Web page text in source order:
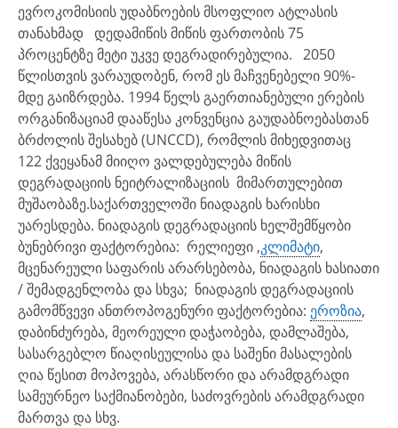
ევროკომისიის უდაბნოების მსოფლიო ატლასის
თანახმად დედამიწის მიწის ფართობის 75
პროცენტზე მეტი უკვე დეგრადირებულია. 2050
წლისთვის ვარაუდობენ, რომ ეს მაჩვენებელი 90%-
მდე გაიზრდება. 1994 წელს გაერთიანებული ერების
ორგანიზაციამ დააწესა კონვენცია გაუდაბნოებასთან
ბრძოლის შესახებ (UNCCD), რომლის მიხედვითაც
122 ქვეყანამ მიიღო ვალდებულება მიწის
დეგრადაციის ნეიტრალიზაციის მიმართულებით
მუშაობაზე.საქართველოში ნიადაგის ხარისხი
უარესდება. ნიადაგის დეგრადაციის ხელშემწყობი
ბუნებრივი ფაქტორებია: რელიეფი ,კლიმატი,
მცენარეული საფარის არარსებობა, ნიადაგის ხასიათი
/ შემადგენლობა და სხვა; ნიადაგის დეგრადაციის
გამომწვევი ანთროპოგენური ფაქტორებია: ეროზია,
დაბინძურება, მეორეული დაჭაობება, დამლაშება,
სასარგებლო წიაღისეულისა და საშენი მასალების
ღია წესით მოპოვება, არასწორი და არამდგრადი
სამეურნეო საქმიანობები, საძოვრების არამდგრადი
მართვა და სხვ.